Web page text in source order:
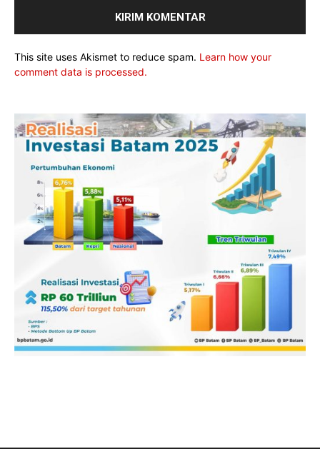
This site uses Akismet to reduce spam. Learn how your
comment data is processed.